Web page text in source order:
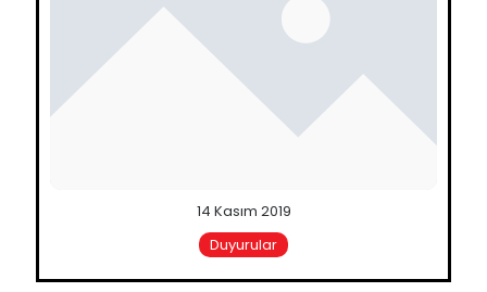
14 Kasım 2019
Duyurular